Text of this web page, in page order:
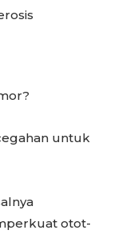
untuk
otot-